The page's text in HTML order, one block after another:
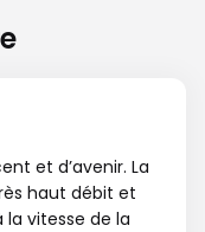
et d’avenir. La
haut débit et
vitesse de la